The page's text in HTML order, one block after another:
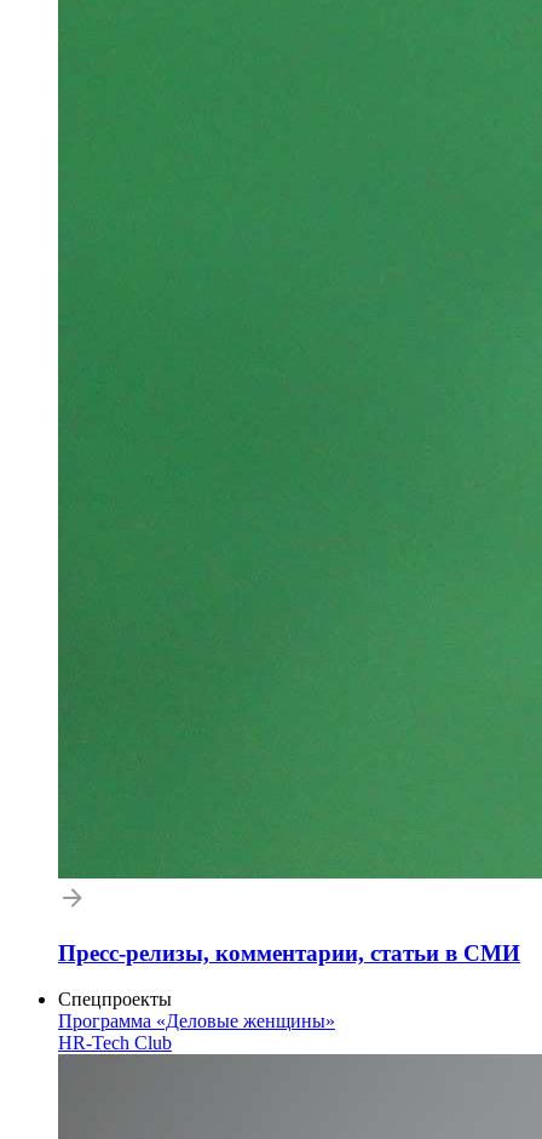
Пресс-релизы, комментарии, статьи в СМИ
Спецпроекты
Программа «Деловые женщины»
HR-Tech Club